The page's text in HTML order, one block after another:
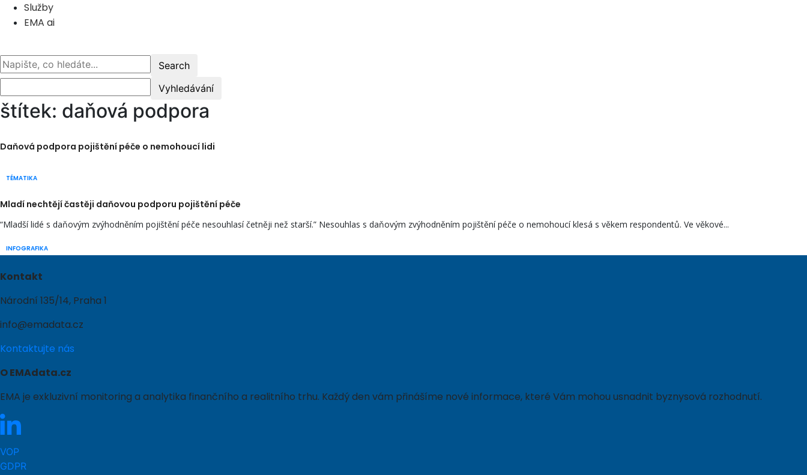
Služby
EMA ai
štítek: daňová podpora
Daňová podpora pojištění péče o nemohoucí lidi
TÉMATIKA
Mladí nechtějí častěji daňovou podporu pojištění péče
INFOGRAFIKA
“Mladší lidé s daňovým zvýhodněním pojištění péče nesouhlasí četněji než starší.” Nesouhlas s daňovým zvýhodněním pojištění péče o nemohoucí klesá s věkem respondentů. Ve věkové...
Kontakt
Národní 135/14, Praha 1
info@emadata.cz
Kontaktujte nás
O EMAdata.cz
EMA je exkluzivní monitoring a analytika finančního a realitního trhu. Každý den vám přinášíme nové informace, které Vám mohou usnadnit byznysová rozhodnutí.
VOP
GDPR